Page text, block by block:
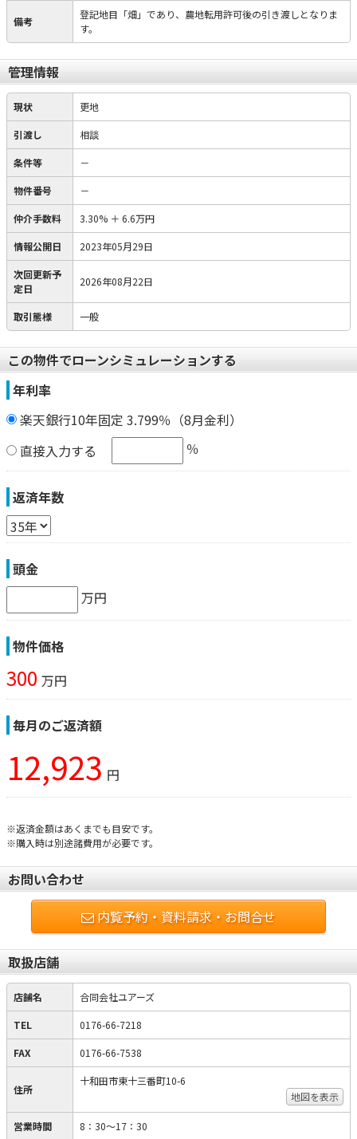
備考
登記地目「畑」であり、農地転用許可後の引き渡しとなりま
す。
管理情報
現状 更地
引渡し 相談
条件等 －
物件番号 －
仲介手数料 3.30% ＋ 6.6万円
情報公開日 2023年05月29日
次回更新予
定日
2026年08月22日
取引態様 一般
この物件でローンシミュレーションする
年利率
楽天銀行10年固定 3.799％（8月金利）
直接入力する
％
返済年数
頭金
万円
物件価格
300 万円
毎月のご返済額
12,923 円
※返済金額はあくまでも目安です。
※購入時は別途諸費用が必要です。
お問い合わせ
内覧予約・資料請求・お問合せ
取扱店舗
店舗名 合同会社ユアーズ
TEL 0176-66-7218
FAX 0176-66-7538
住所
十和田市東十三番町10-6
地図を表示
営業時間 8：30～17：30